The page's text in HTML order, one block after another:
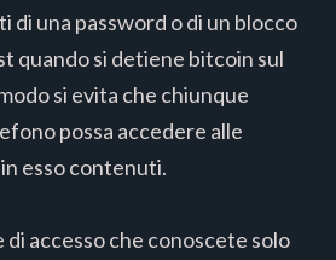
di una password o di un blocco
quando si detiene bitcoin sul
si evita che chiunque
possa accedere alle
esso contenuti.
accesso che conoscete solo